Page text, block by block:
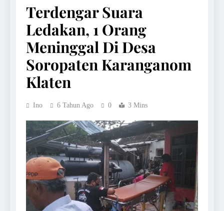
Terdengar Suara
Ledakan, 1 Orang
Meninggal Di Desa
Soropaten Karanganom
Klaten
Ino 6 Tahun Ago 0 3 Mins